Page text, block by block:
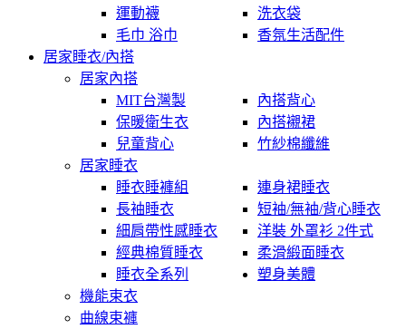
運動襪
洗衣袋
毛巾 浴巾
香氛生活配件
居家睡衣/內搭
居家內搭
MIT台灣製
內搭背心
保暖衛生衣
內搭襯裙
兒童背心
竹紗棉纖維
居家睡衣
睡衣睡褲組
連身裙睡衣
長袖睡衣
短袖/無袖/背心睡衣
細肩帶性感睡衣
洋裝 外罩衫 2件式
經典棉質睡衣
柔滑緞面睡衣
睡衣全系列
塑身美體
機能束衣
曲線束褲